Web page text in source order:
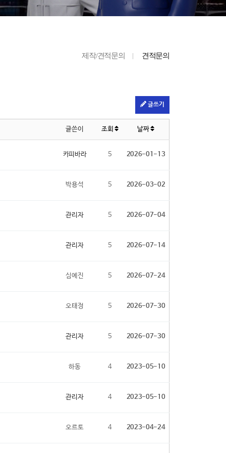
제작/견적문의 견적문의
글쓰기
글쓴이 조회 날짜
카피바라 5 2026-01-13
박용석 5 2026-03-02
관리자 5 2026-07-04
관리자 5 2026-07-14
심예진 5 2026-07-24
오태정 5 2026-07-30
관리자 5 2026-07-30
하동 4 2023-05-10
관리자 4 2023-05-10
오르토 4 2023-04-24